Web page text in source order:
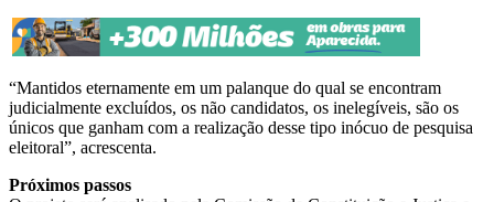
“Mantidos eternamente em um palanque do qual se encontram
judicialmente excluídos, os não candidatos, os inelegíveis, são os
únicos que ganham com a realização desse tipo inócuo de pesquisa
eleitoral”, acrescenta.
Próximos passos